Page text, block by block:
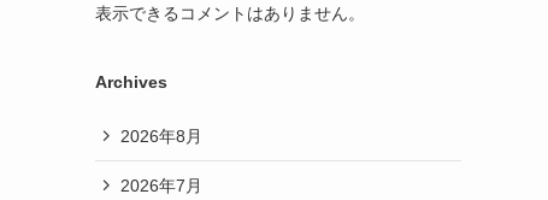
表示できるコメントはありません。
Archives
2026年8月
2026年7月